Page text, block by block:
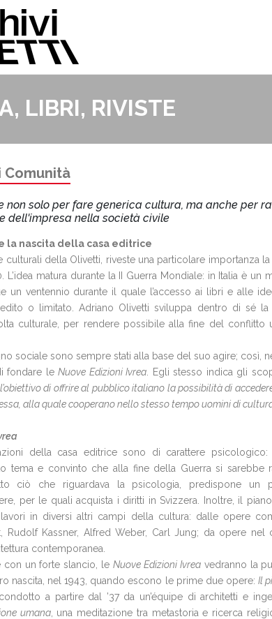
LIBRI, RIVISTE
Comunità
non solo per fare generica cultura, ma anche per
dell'impresa nella società civile
la nascita della casa editrice
culturali della Olivetti, riveste una particolare importanza
L’idea matura durante la II Guerra Mondiale: in Italia è
un ventennio durante il quale l’accesso ai libri e alle
o limitato. Adriano Olivetti sviluppa dentro di sé la
culturale, per rendere possibile alla fine del conflitto
sociale sono sempre stati alla base del suo agire; così,
fondare leNuove Edizioni Ivrea . Egli stesso indica gli
di offrire al pubblico italiano la possibilità di
alla quale cooperano nello stesso tempo uomini di
della casa editrice sono di carattere psicologico:
tema e convinto che alla fine della Guerra si sarebbe
ciò che riguardava la psicologia, predispone un
per le quali acquista i diritti in Svizzera. Inoltre, il
in diversi altri campi della cultura: dalle opere
Rudolf Kassner, Alfred Weber, Carl Jung; da opere nel
contemporanea.
con un forte slancio, leNuove Edizioni Ivreavedranno la
nascita, nel 1943, quando escono le prime due opere:Il
a partire dal ’37 da un’équipe di architetti e
umana, una meditazione tra metastoria e ricerca